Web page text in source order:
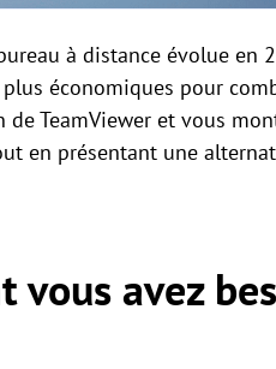
à distance évolue en
économiques pour
TeamViewer et vous
en présentant une
vous avez